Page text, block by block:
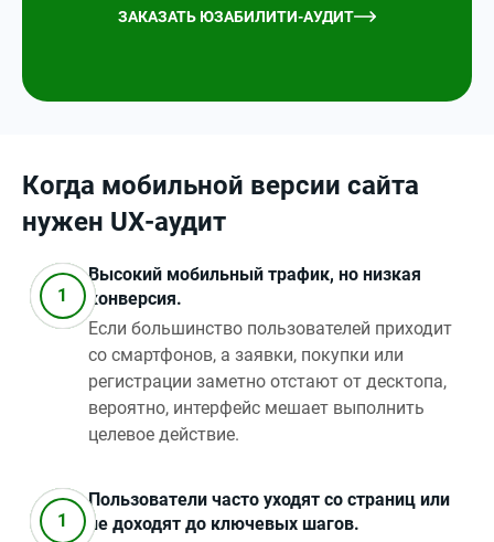
ЗАКАЗАТЬ ЮЗАБИЛИТИ-АУДИТ
Когда мобильной версии сайта
нужен UX‑аудит
Высокий мобильный трафик, но низкая
конверсия.
Если большинство пользователей приходит
со смартфонов, а заявки, покупки или
регистрации заметно отстают от десктопа,
вероятно, интерфейс мешает выполнить
целевое действие.
Пользователи часто уходят со страниц или
не доходят до ключевых шагов.